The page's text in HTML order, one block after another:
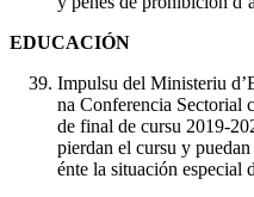
EDUCACIÓN
Impulsu del Ministeriu
na Conferencia Sectorial
de final de cursu 2019-
pierdan el cursu y
énte la situación especial